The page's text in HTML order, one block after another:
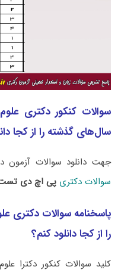
سوالات کنکور دکتری
سال‌های گذشته را از کجا
جهت دانلود سوالات
سوالات دکتری پی اچ دی
پاسخنامه سوالات دکتری
را از کجا دانلود کنم؟
کلید سوالات کنکور دکترا